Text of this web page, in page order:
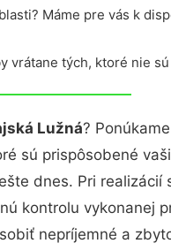
Máme pre vás k
vrátane tých, ktoré nie
Lužná?
sú prispôsobené
dnes. Pri
kontrolu vykonanej
nepríjemné a